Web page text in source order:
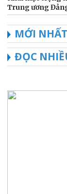
Trung ương
MỚI NHẤT
ĐỌC